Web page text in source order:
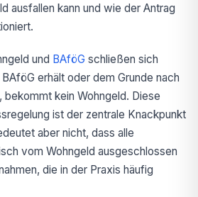
ausfallen kann und wie der Antrag
und BAföG schließen sich
erhält oder dem Grunde nach
bekommt kein Wohngeld. Diese
ist der zentrale Knackpunkt
aber nicht, dass alle
vom Wohngeld ausgeschlossen
die in der Praxis häufig